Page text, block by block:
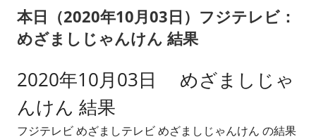
本日（2020年10月03日）フジテレビ：
めざましじゃんけん 結果
2020年10月03日 めざましじゃ
んけん 結果
フジテレビ めざましテレビ めざましじゃんけん の結果